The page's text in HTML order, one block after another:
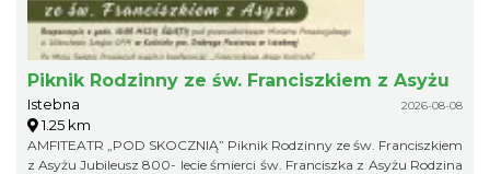
ograniczona, dlatego zachęcamy do wcześniejszych zapisów.
Piknik Rodzinny ze św. Franciszkiem z Asyżu
Istebna 2026-08-08
1.25 km
AMFITEATR „POD SKOCZNIĄ” Piknik Rodzinny ze św. Franciszkiem
z Asyżu Jubileusz 800- lecie śmierci św. Franciszka z Asyżu Rodzina